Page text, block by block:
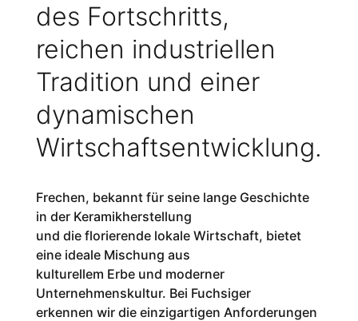
des Fortschritts,
reichen industriellen
Tradition und einer
dynamischen
Wirtschaftsentwicklung.
Frechen, bekannt für seine lange Geschichte
in der Keramikherstellung
und die florierende lokale Wirtschaft, bietet
eine ideale Mischung aus
kulturellem Erbe und moderner
Unternehmenskultur. Bei Fuchsiger
erkennen wir die einzigartigen Anforderungen